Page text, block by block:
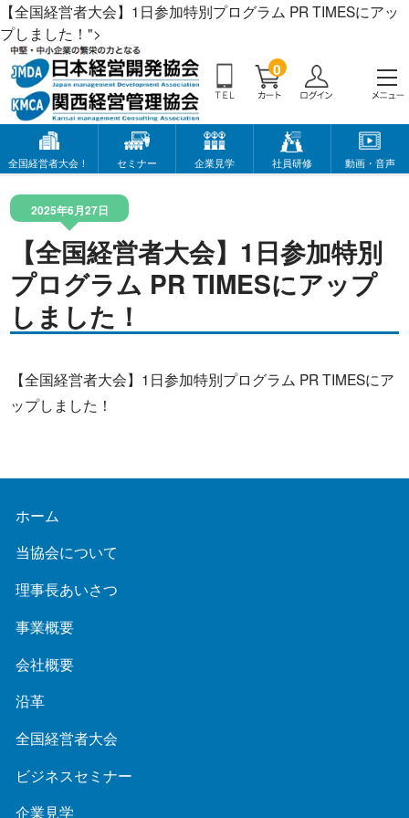
【全国経営者大会】1日参加特別プログラム PR TIMESにアッ
プしました！">
0
全国経営者大会！ セミナー 企業見学 社員研修 動画・音声
2025年6月27日
【全国経営者大会】1日参加特別
プログラム PR TIMESにアップ
しました！
【全国経営者大会】1日参加特別プログラム PR TIMESにア
ップしました！
ホーム
当協会について
理事長あいさつ
事業概要
会社概要
沿革
全国経営者大会
ビジネスセミナー
企業見学